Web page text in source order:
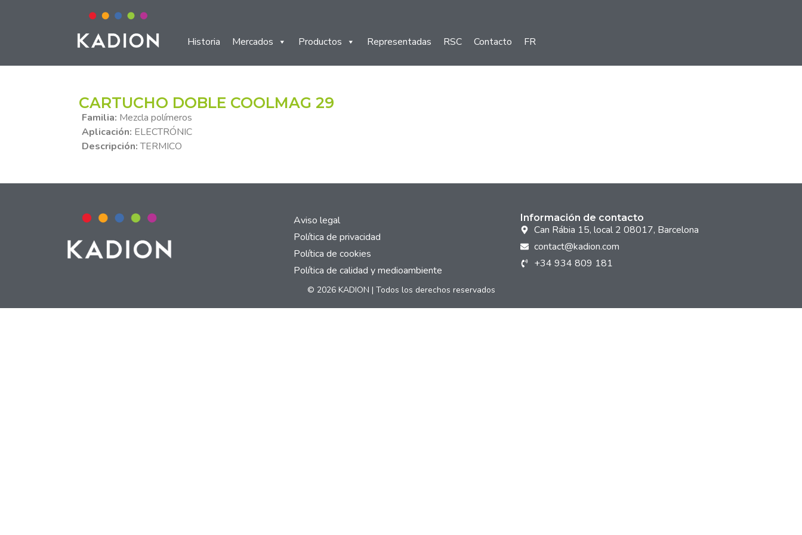
Historia Mercados Productos Representadas RSC Contacto FR
CARTUCHO DOBLE COOLMAG 29
Familia: Mezcla polímeros
Aplicación: ELECTRÓNIC
Descripción:TERMICO
Aviso legal
Política de privacidad
Política de cookies
Política de calidad y medioambiente
Información de contacto
Can Rábia 15, local 2 08017, Barcelona
contact@kadion.com
+34 934 809 181
© 2026 KADION | Todos los derechos reservados